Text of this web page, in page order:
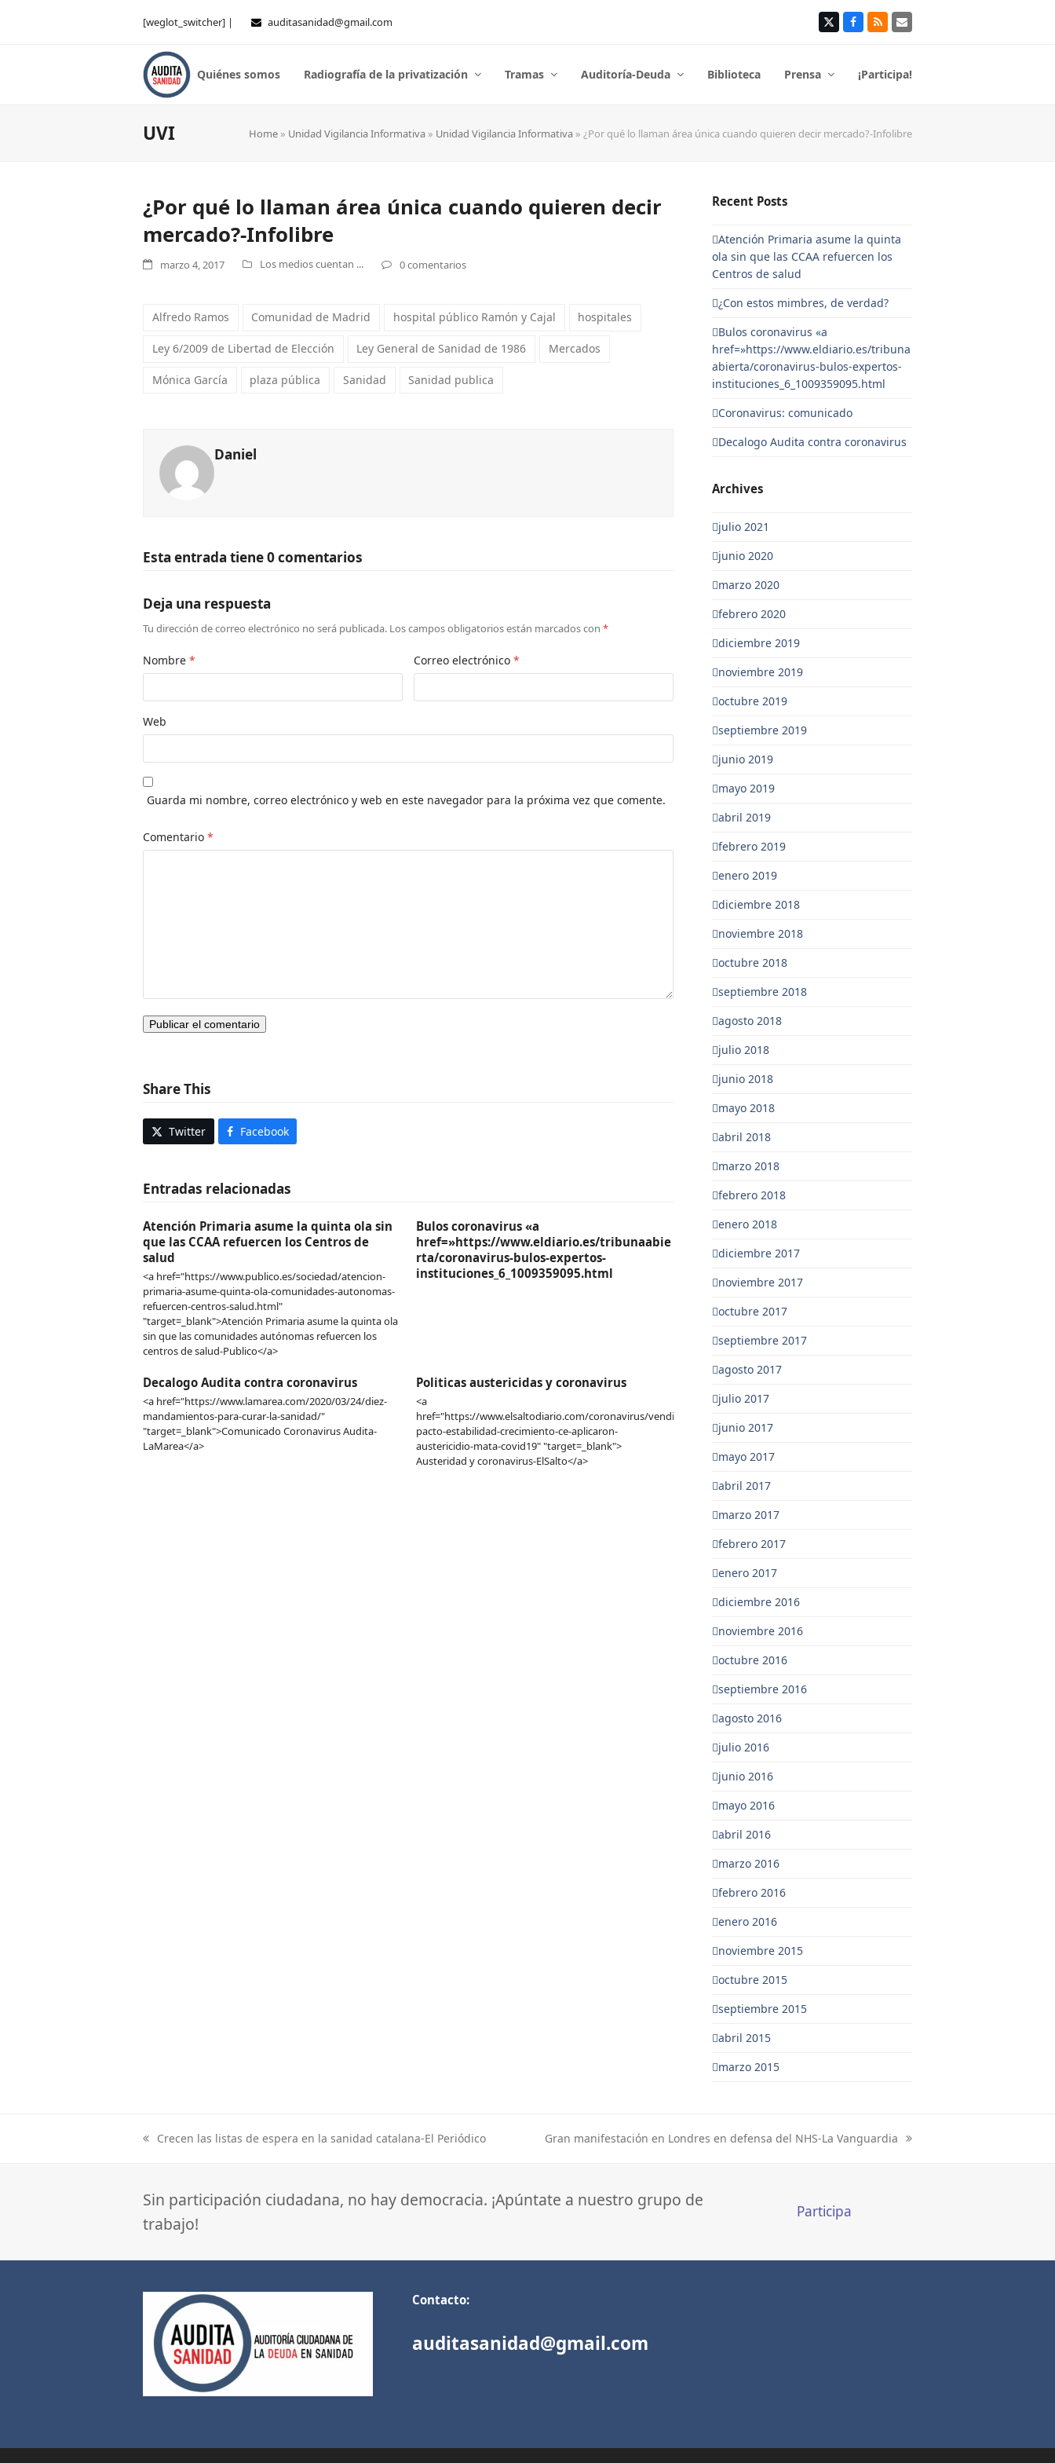
[weglot_switcher] | auditasanidad@gmail.com TwitterFacebook
RSS Correo
Quiénes somos Radiografía de la privatización Tramas Auditoría-Deuda Biblioteca Prensa ¡Participa!
UVI Home » Unidad Vigilancia Informativa » Unidad Vigilancia Informativa » ¿Por qué lo llaman área única cuando quieren decir mercado?-Infolibre
¿Por qué lo llaman área única cuando quieren decir
mercado?-Infolibre
marzo 4, 2017 Los medios cuentan ... 0 comentarios
Alfredo Ramos Comunidad de Madrid hospital público Ramón y Cajal hospitales
Ley 6/2009 de Libertad de Elección Ley General de Sanidad de 1986 Mercados
Mónica García plaza pública Sanidad Sanidad publica
Daniel
Esta entrada tiene 0 comentarios
Deja una respuesta
Tu dirección de correo electrónico no será publicada. Los campos obligatorios están marcados con *
Nombre * Correo electrónico *
Web
Guarda mi nombre, correo electrónico y web en este navegador para la próxima vez que comente.
Comentario *
Share This
Twitter Facebook
Entradas relacionadas
Atención Primaria asume la quinta ola sin
que las CCAA refuercen los Centros de
salud
<a href="https://www.publico.es/sociedad/atencion-
primaria-asume-quinta-ola-comunidades-autonomas-
refuercen-centros-salud.html"
"target=_blank">Atención Primaria asume la quinta ola
sin que las comunidades autónomas refuercen los
centros de salud-Publico</a>
Bulos coronavirus «a
href=»https://www.eldiario.es/tribunaabie
rta/coronavirus-bulos-expertos-
instituciones_6_1009359095.html
Decalogo Audita contra coronavirus
<a href="https://www.lamarea.com/2020/03/24/diez-
mandamientos-para-curar-la-sanidad/"
"target=_blank">Comunicado Coronavirus Audita-
LaMarea</a>
Politicas austericidas y coronavirus
<a
href="https://www.elsaltodiario.com/coronavirus/vendieron-
pacto-estabilidad-crecimiento-ce-aplicaron-
austericidio-mata-covid19" "target=_blank">
Austeridad y coronavirus-ElSalto</a>
Recent Posts
Atención Primaria asume la quinta
ola sin que las CCAA refuercen los
Centros de salud
¿Con estos mimbres, de verdad?
Bulos coronavirus «a
href=»https://www.eldiario.es/tribuna
abierta/coronavirus-bulos-expertos-
instituciones_6_1009359095.html
Coronavirus: comunicado
Decalogo Audita contra coronavirus
Archives
julio 2021
junio 2020
marzo 2020
febrero 2020
diciembre 2019
noviembre 2019
octubre 2019
septiembre 2019
junio 2019
mayo 2019
abril 2019
febrero 2019
enero 2019
diciembre 2018
noviembre 2018
octubre 2018
septiembre 2018
agosto 2018
julio 2018
junio 2018
mayo 2018
abril 2018
marzo 2018
febrero 2018
enero 2018
diciembre 2017
noviembre 2017
octubre 2017
septiembre 2017
agosto 2017
julio 2017
junio 2017
mayo 2017
abril 2017
marzo 2017
febrero 2017
enero 2017
diciembre 2016
noviembre 2016
octubre 2016
septiembre 2016
agosto 2016
julio 2016
junio 2016
mayo 2016
abril 2016
marzo 2016
febrero 2016
enero 2016
noviembre 2015
octubre 2015
septiembre 2015
abril 2015
marzo 2015
previous
Crecen las listas de espera en la sanidad catalana-El Periódico
Gran manifestación en Londres en defensa del NHS-La Vanguardia
Sin participación ciudadana, no hay democracia. ¡Apúntate a nuestro grupo de
trabajo!
Participa
Contacto:
auditasanidad@gmail.com